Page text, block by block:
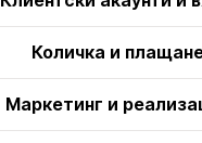
Количка и
Маркетинг и